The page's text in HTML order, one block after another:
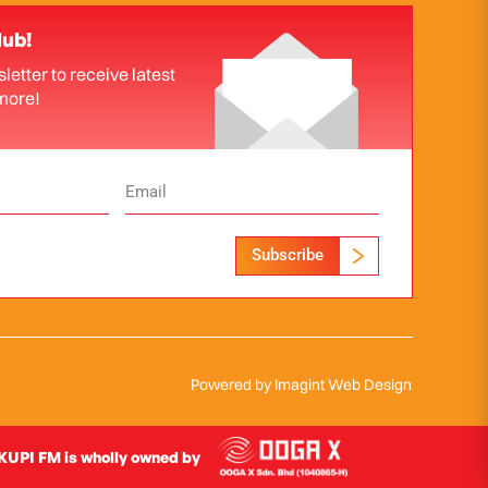
to receive latest
Subscribe
Powered by Imagint Web Design
FM is wholly owned by